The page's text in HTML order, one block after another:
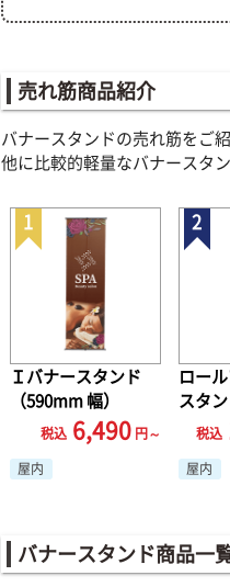
売れ筋商品紹介
バナースタンドの売れ筋をご
他に比較的軽量なバナースタ
Ｉバナースタンド
（590mm 幅）
税込 6,490 円～
屋内
ロー
スタ
税込
屋内
バナースタンド商品一